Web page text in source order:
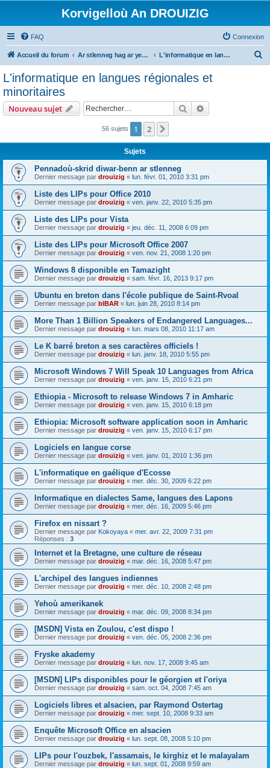
Korvigelloù An DROUIZIG
FAQ Connexion
Accueil du forum Ar stlenneg hag ar yezhoù bihan er bed a-bezh L'informatique en langues régionales et minoritaires
c
r
L'informatique en langues régionales et
minoritaires
Nouveau sujet Rechercher
56 sujets 1 2
Sujets
Pennadoù-skrid diwar-benn ar stlenneg
Dernier message par drouizig « lun. févr. 01, 2010 3:31 pm
Liste des LIPs pour Office 2010
Dernier message par drouizig « ven. janv. 22, 2010 5:35 pm
Liste des LIPs pour Vista
Dernier message par drouizig « jeu. déc. 11, 2008 6:09 pm
Liste des LIPs pour Microsoft Office 2007
Dernier message par drouizig « ven. nov. 21, 2008 1:20 pm
Windows 8 disponible en Tamazight
Dernier message par drouizig « sam. févr. 16, 2013 9:17 pm
Ubuntu en breton dans l'école publique de Saint-Rvoal
Dernier message par bIBAR « lun. juin 28, 2010 8:14 pm
More Than 1 Billion Speakers of Endangered Languages...
Dernier message par drouizig « lun. mars 08, 2010 11:17 am
Le K barré breton a ses caractères officiels !
Dernier message par drouizig « lun. janv. 18, 2010 5:55 pm
Microsoft Windows 7 Will Speak 10 Languages from Africa
Dernier message par drouizig « ven. janv. 15, 2010 6:21 pm
Ethiopia - Microsoft to release Windows 7 in Amharic
Dernier message par drouizig « ven. janv. 15, 2010 6:18 pm
Ethiopia: Microsoft software application soon in Amharic
Dernier message par drouizig « ven. janv. 15, 2010 6:17 pm
Logiciels en langue corse
Dernier message par drouizig « ven. janv. 01, 2010 1:36 pm
L'informatique en gaélique d'Ecosse
Dernier message par drouizig « mer. déc. 30, 2009 6:22 pm
Informatique en dialectes Same, langues des Lapons
Dernier message par drouizig « mer. déc. 16, 2009 5:46 pm
Firefox en nissart ?
Dernier message par Kokoyaya « mer. avr. 22, 2009 7:31 pm
Réponses : 3
Internet et la Bretagne, une culture de réseau
Dernier message par drouizig « mar. déc. 16, 2008 5:47 pm
L'archipel des langues indiennes
Dernier message par drouizig « mer. déc. 10, 2008 2:48 pm
Yehoù amerikanek
Dernier message par drouizig « mar. déc. 09, 2008 8:34 pm
[MSDN] Vista en Zoulou, c'est dispo !
Dernier message par drouizig « ven. déc. 05, 2008 2:36 pm
Fryske akademy
Dernier message par drouizig « lun. nov. 17, 2008 9:45 am
[MSDN] LIPs disponibles pour le géorgien et l'oriya
Dernier message par drouizig « sam. oct. 04, 2008 7:45 am
Logiciels libres et alsacien, par Raymond Ostertag
Dernier message par drouizig « mer. sept. 10, 2008 9:33 am
Enquête Microsoft Office en alsacien
Dernier message par drouizig « lun. sept. 08, 2008 5:10 pm
LIPs pour l'ouzbek, l'assamais, le kirghiz et le malayalam
Dernier message par drouizig « lun. sept. 01, 2008 9:59 am